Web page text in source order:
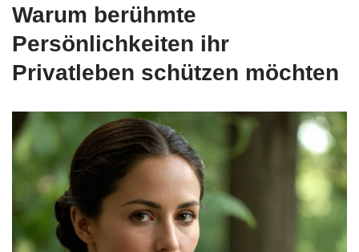
Warum berühmte
Persönlichkeiten ihr
Privatleben schützen möchten